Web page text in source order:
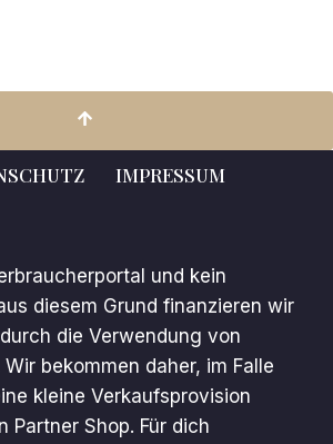
IMPRESSUM
und kein
diesem Grund finanzieren wir
die Verwendung von
bekommen daher, im Falle
kleine Verkaufsprovision
Partner Shop. Für dich